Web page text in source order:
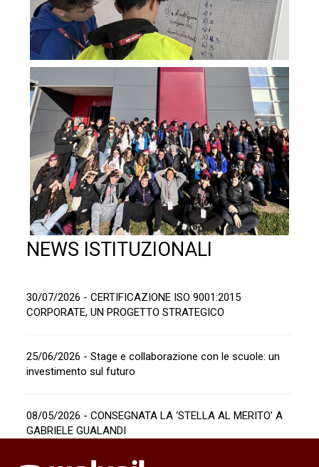
NEWS ISTITUZIONALI
30/07/2026 - CERTIFICAZIONE ISO 9001:2015
CORPORATE, UN PROGETTO STRATEGICO
25/06/2026 - Stage e collaborazione con le scuole: un
investimento sul futuro
08/05/2026 - CONSEGNATA LA ‘STELLA AL MERITO’ A
GABRIELE GUALANDI